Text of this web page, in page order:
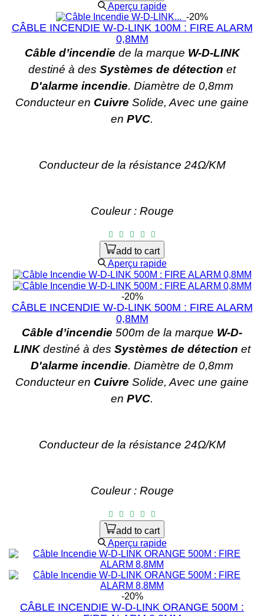
Aperçu rapide
-20%
CÂBLE INCENDIE W-D-LINK 100M : FIRE ALARM
0,8MM
Câble d’incendie de la marque W-D-LINK
destiné à des Systèmes de détection et
D'alarme incendie. Diamètre de 0,8mm
Conducteur en Cuivre Solide, Avec une gaine
en PVC.
Conducteur de la résistance 24Ω/KM
Couleur : Rouge
add to cart
Aperçu rapide
-20%
CÂBLE INCENDIE W-D-LINK 500M : FIRE ALARM
0,8MM
Câble d’incendie 500m de la marque W-D-
LINKdestiné à des Systèmes de détection et
D'alarme incendie. Diamètre de 0,8mm
Conducteur en Cuivre Solide, Avec une gaine
en PVC.
Conducteur de la résistance 24Ω/KM
Couleur : Rouge
add to cart
Aperçu rapide
-20%
CÂBLE INCENDIE W-D-LINK ORANGE 500M :